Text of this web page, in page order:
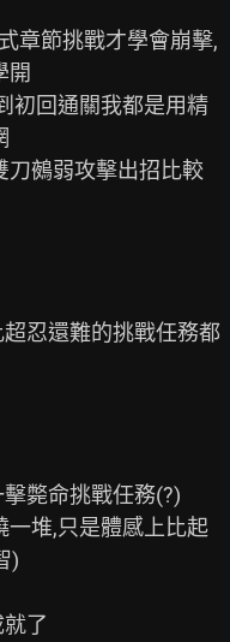
章節挑戰才學會崩擊,
開
初回通關我都是用精
刀鵺弱攻擊出招比較
忍還難的挑戰任務都
斃命挑戰任務(?)
一堆,只是體感上比起
)
了